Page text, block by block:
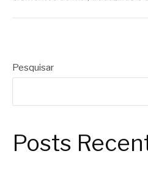
Pesquisar
Posts